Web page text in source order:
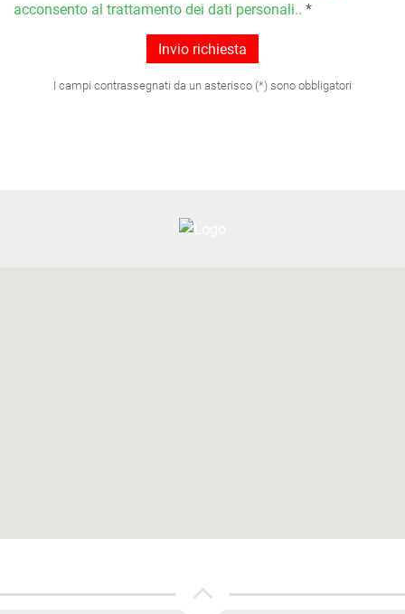
acconsento al trattamento dei dati personali.. *
I campi contrassegnati da un asterisco (*) sono obbligatori